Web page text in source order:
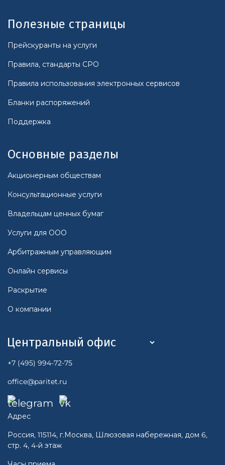
Полезные страницы
Прейскуранты на услуги
Правила, стандарты СРО
Правила использования электронных сервисов
Бланки распоряжений
Поддержка
Основные разделы
Акционерным обществам
Консультационные услуги
Владельцам ценных бумаг
Услуги для ООО
Арбитражным управляющим
Онлайн сервисы
Раскрытие
О компании
+7 (495) 994-72-75
office@paritet.ru
Адрес
Россия, 115114, г.Москва, Шлюзовая набережная, дом 6,
стр. 4, 4-й этаж